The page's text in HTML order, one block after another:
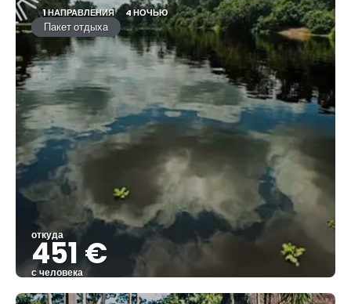
1 НАПРАВЛЕНИЯ 4 НОЧЬЮ
Пакет отдыха
откуда
451 €
с человека
Видеть